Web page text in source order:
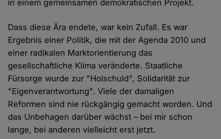
in einem gemeinsamen demokratischen Projekt.
Dass diese Ära endete, war kein Zufall. Es war
Ergebnis einer Politik, die mit der Agenda 2010 und
einer radikalen Marktorientierung das
gesellschaftliche Klima veränderte. Staatliche
Fürsorge wurde zur "Holschuld", Solidarität zur
"Eigenverantwortung". Viele der damaligen
Reformen sind nie rückgängig gemacht worden. Und
das Unbehagen darüber wächst – bei mir schon
lange, bei anderen vielleicht erst jetzt.